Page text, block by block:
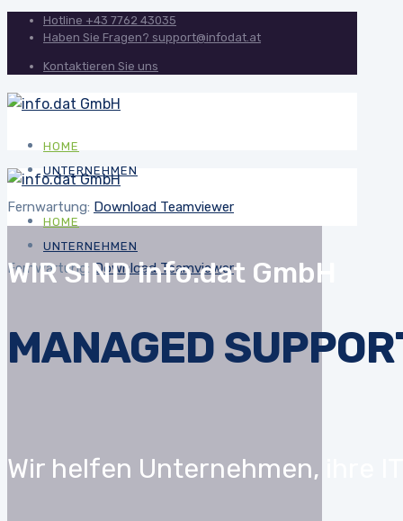
Hotline +43 7762 43035
Haben Sie Fragen? support@infodat.at
Kontaktieren Sie uns
HOME
UNTERNEHMEN
Fernwartung: Download Teamviewer
HOME
UNTERNEHMEN
Fernwartung:Download Teamviewer
WIR SIND info.dat GmbH
MANAGED
Wir helfen Unternehmen, ihre